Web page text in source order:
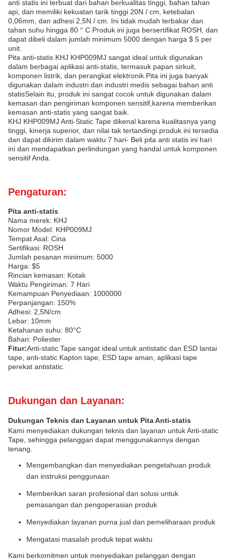
anti statis ini terbuat dari bahan berkualitas tinggi, bahan tahan
api, dan memiliki kekuatan tarik tinggi 20N / cm, ketebalan
0,06mm, dan adhesi 2,5N / cm. Ini tidak mudah terbakar dan
tahan suhu hingga 80 ° C.Produk ini juga bersertifikat ROSH, dan
dapat dibeli dalam jumlah minimum 5000 dengan harga $ 5 per
unit.
Pita anti-statis KHJ KHP009MJ sangat ideal untuk digunakan
dalam berbagai aplikasi anti-statis, termasuk papan sirkuit,
komponen listrik, dan perangkat elektronik.Pita ini juga banyak
digunakan dalam industri dan industri medis sebagai bahan anti
statisSelain itu, produk ini sangat cocok untuk digunakan dalam
kemasan dan pengiriman komponen sensitif,karena memberikan
kemasan anti-statis yang sangat baik.
KHJ KHP009MJ Anti-Static Tape dikenal karena kualitasnya yang
tinggi, kinerja superior, dan nilai tak tertandingi.produk ini tersedia
dan dapat dikirim dalam waktu 7 hari- Beli pita anti statis ini hari
ini dan mendapatkan perlindungan yang handal untuk komponen
sensitif Anda.
Pengaturan:
Pita anti-statis
Nama merek: KHJ
Nomor Model: KHP009MJ
Tempat Asal: Cina
Sertifikasi: ROSH
Jumlah pesanan minimum: 5000
Harga: $5
Rincian kemasan: Kotak
Waktu Pengiriman: 7 Hari
Kemampuan Penyediaan: 1000000
Perpanjangan: 150%
Adhesi: 2,5N/cm
Lebar: 10mm
Ketahanan suhu: 80°C
Bahan: Poliester
Fitur:Anti-static Tape sangat ideal untuk antistatic dan ESD lantai
tape, anti-static Kapton tape, ESD tape aman, aplikasi tape
perekat antistatic.
Dukungan dan Layanan:
Dukungan Teknis dan Layanan untuk Pita Anti-statis
Kami menyediakan dukungan teknis dan layanan untuk Anti-static
Tape, sehingga pelanggan dapat menggunakannya dengan
tenang.
Mengembangkan dan menyediakan pengetahuan produk
dan instruksi penggunaan
Memberikan saran profesional dan solusi untuk
pemasangan dan pengoperasian produk
Menyediakan layanan purna jual dan pemeliharaan produk
Mengatasi masalah produk tepat waktu
Kami berkomitmen untuk menyediakan pelanggan dengan